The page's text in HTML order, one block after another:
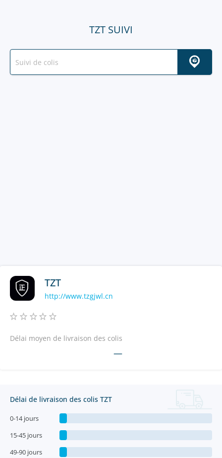
TZT SUIVI
TZT
http://www.tzgjwl.cn
Délai moyen de livraison des colis
—
Délai de livraison des colis TZT
0-14 jours
15-45 jours
49-90 jours